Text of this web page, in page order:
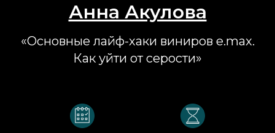
Анна Акулова
«Основные лайф-хаки виниров e.max.
Как уйти от серости»